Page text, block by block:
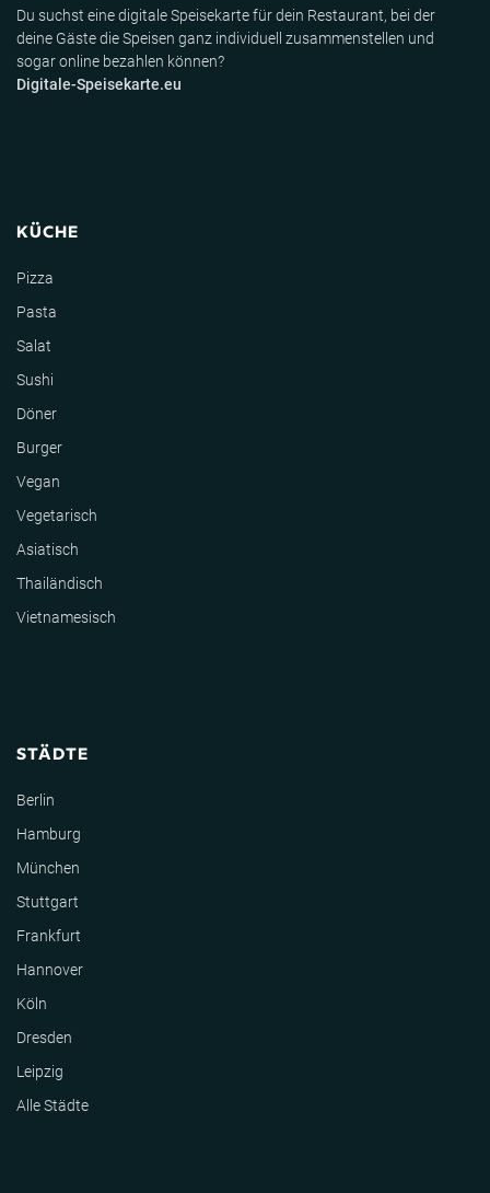
Du suchst eine digitale Speisekarte für dein Restaurant, bei der
deine Gäste die Speisen ganz individuell zusammenstellen und
sogar online bezahlen können?
Digitale-Speisekarte.eu
KÜCHE
Pizza
Pasta
Salat
Sushi
Döner
Burger
Vegan
Vegetarisch
Asiatisch
Thailändisch
Vietnamesisch
STÄDTE
Berlin
Hamburg
München
Stuttgart
Frankfurt
Hannover
Köln
Dresden
Leipzig
Alle Städte